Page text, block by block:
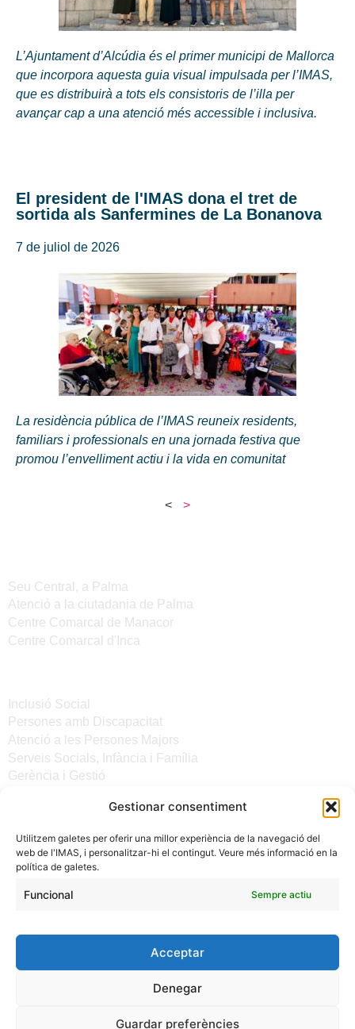
Gestionar consentiment
Utilitzem galetes per oferir una millor experiència de la navegació del
web de l'IMAS, i personalitzar-hi el contingut. Veure més informació en la
política de galetes.
Funcional Sempre actiu
Acceptar
Denegar
Guardar preferències
L’Ajuntament d’Alcúdia és el primer municipi de Mallorca
que incorpora aquesta guia visual impulsada per l’IMAS,
que es distribuirà a tots els consistoris de l’illa per
avançar cap a una atenció més accessible i inclusiva.
El president de l'IMAS dona el tret de
sortida als Sanfermines de La Bonanova
7 de juliol de 2026
La residència pública de l’IMAS reuneix residents,
familiars i professionals en una jornada festiva que
promou l’envelliment actiu i la vida en comunitat
< >
Seu Central, a Palma
Atenció a la ciutadania de Palma
Centre Comarcal de Manacor
Centre Comarcal d'Inca
Inclusió Social
Persones amb Discapacitat
Atenció a les Persones Majors
Serveis Socials, Infància i Família
Gerència i Gestió
Altres enllaços
Notícies
Seu electrònica del CiM
Avís legal
Protecció de Dades